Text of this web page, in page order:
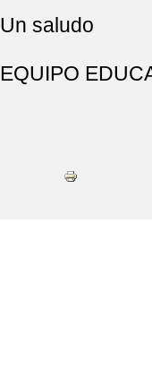
Un saludo
EQUIPO